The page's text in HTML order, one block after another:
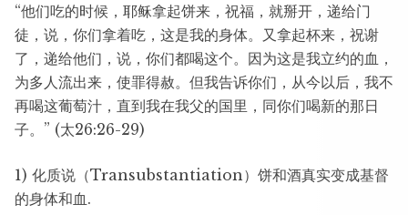
“他们吃的时候，耶稣拿起饼来，祝福，就掰开，递给门
徒，说，你们拿着吃，这是我的身体。又拿起杯来，祝谢
了，递给他们，说，你们都喝这个。因为这是我立约的血，
为多人流出来，使罪得赦。但我告诉你们，从今以后，我不
再喝这葡萄汁，直到我在我父的国里，同你们喝新的那日
子。” (太26:26-29)
1) 化质说（Transubstantiation）饼和酒真实变成基督
的身体和血.